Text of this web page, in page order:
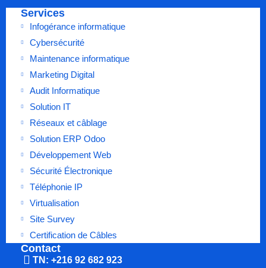
Services
Infogérance informatique
Cybersécurité
Maintenance informatique
Marketing Digital
Audit Informatique
Solution IT
Réseaux et câblage
Solution ERP Odoo
Développement Web
Sécurité Électronique
Téléphonie IP
Virtualisation
Site Survey
Certification de Câbles
Contact
TN: +216 92 682 923